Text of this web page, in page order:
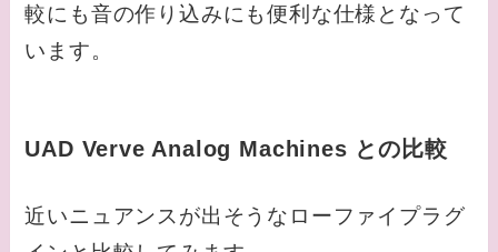
較にも音の作り込みにも便利な仕様となって
います。
UAD Verve Analog Machines との比較
近いニュアンスが出そうなローファイプラグ